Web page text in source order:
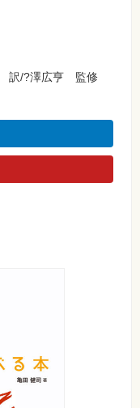
訳/?澤広亨 監修